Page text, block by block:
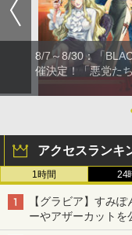
8/7～8/30：「
催決定！「悪党た
アクセスランキ
1時間 24
【グラビア】すみ
ーやアザーカットを
タイトルは「